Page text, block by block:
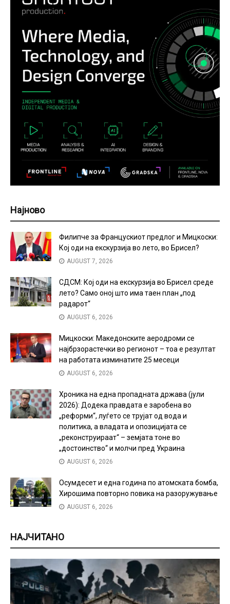
Најново
Филипче за Францускиот предлог и Мицкоски:
Кој оди на екскурзија во лето, во Брисел?
AUGUST 7, 2026
СДСМ: Кој оди на екскурзија во Брисел среде
лето? Само оној што има таен план „под
радарот“
AUGUST 6, 2026
Мицкоски: Македонските аеродроми се
најбрзорастечки во регионот – тоа е резултат
на работата изминатите 25 месеци
AUGUST 6, 2026
Хроника на една пропадната држава (јули
2026): Додека правдата е заробена во
„реформи“, луѓето се трујат од вода и
политика, а владата и опозицијата се
„реконструираат“ – земјата тоне во
„достоинство“ и молчи пред Украина
AUGUST 6, 2026
Осумдесет и една година по атомската бомба,
Хирошима повторно повика на разоружување
AUGUST 6, 2026
НАЈЧИТАНО